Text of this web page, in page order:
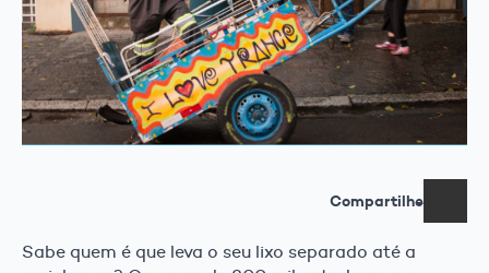
Compartilhe
Sabe quem é que leva o seu lixo separado até a